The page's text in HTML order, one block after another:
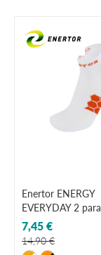
Enertor ENERGY
EVERYDAY 2 para
7,45 €
14,90 €